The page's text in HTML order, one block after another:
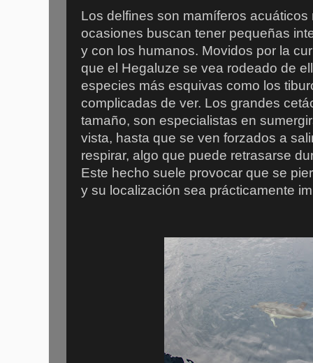
Los delfines son mamíferos
ocasiones buscan tener pequeñas
y con los humanos. Movidos por la
que el Hegaluze se vea rodeado de
especies más esquivas como los
complicadas de ver. Los grandes
tamaño, son especialistas en
vista, hasta que se ven forzados a
respirar, algo que puede retrasarse
Este hecho suele provocar que se
y su localización sea prácticamente